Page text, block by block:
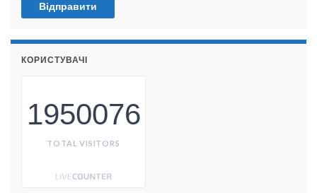
КОРИСТУВАЧІ
1950076
TOTAL VISITORS